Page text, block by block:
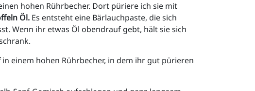
hohen Rührbecher. Dort püriere ich sie mit
Öl. Es entsteht eine Bärlauchpaste, die sich
Wenn ihr etwas Öl obendrauf gebt, hält sie sich
in einem hohen Rührbecher, in dem ihr gut pürieren